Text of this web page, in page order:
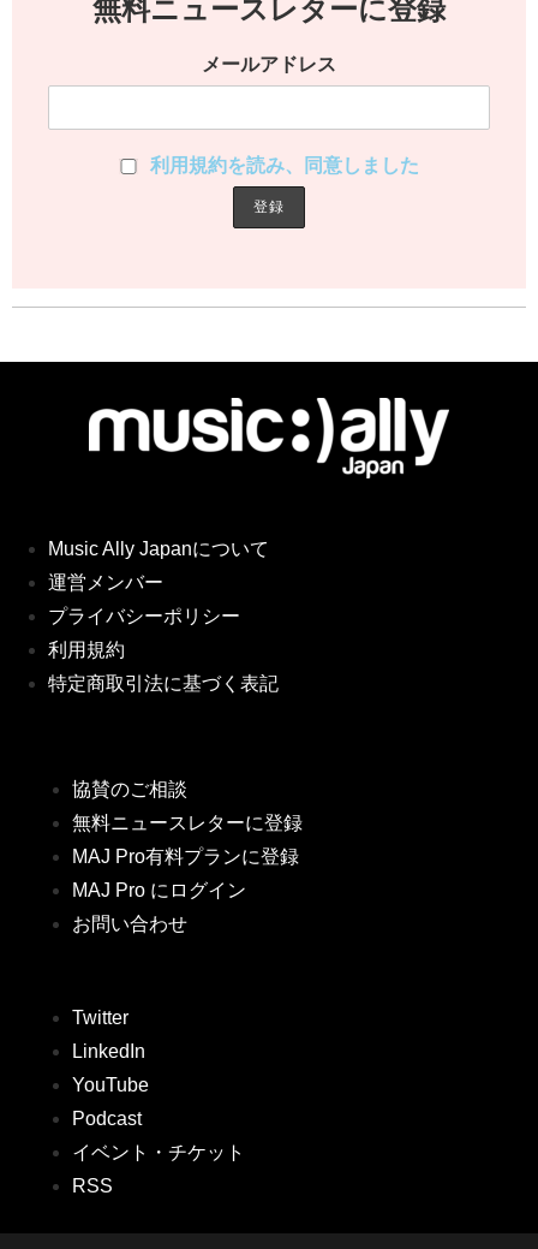
無料ニュースレターに登録
メールアドレス
利用規約を読み、同意しました
Music Ally Japanについて
運営メンバー
プライバシーポリシー
利用規約
特定商取引法に基づく表記
協賛のご相談
無料ニュースレターに登録
MAJ Pro有料プランに登録
MAJ Pro にログイン
お問い合わせ
Twitter
LinkedIn
YouTube
Podcast
イベント・チケット
RSS